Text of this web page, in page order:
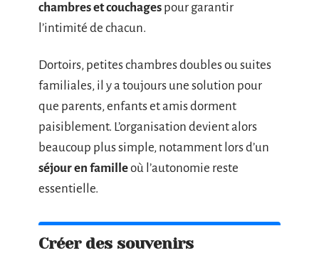
chambres et couchages pour garantir
l’intimité de chacun.
Dortoirs, petites chambres doubles ou suites
familiales, il y a toujours une solution pour
que parents, enfants et amis dorment
paisiblement. L’organisation devient alors
beaucoup plus simple, notamment lors d’un
séjour en familleoù l’autonomie reste
essentielle.
Créer des souvenirs